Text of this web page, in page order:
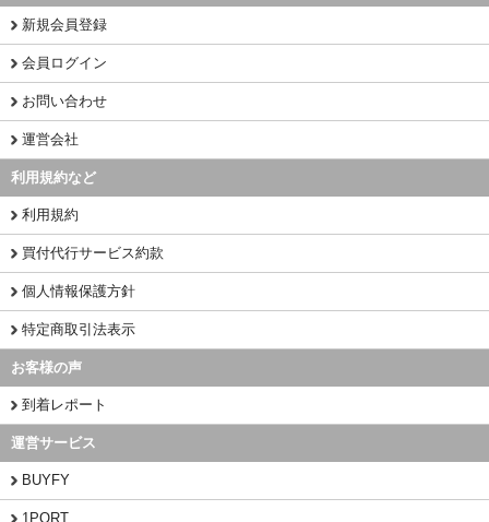
新規会員登録
会員ログイン
お問い合わせ
運営会社
利用規約など
利用規約
買付代行サービス約款
個人情報保護方針
特定商取引法表示
お客様の声
到着レポート
運営サービス
BUYFY
1PORT